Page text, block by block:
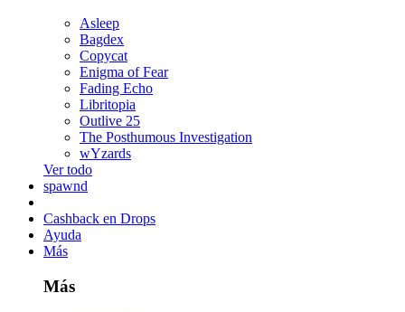
Asleep
Bagdex
Copycat
Enigma of Fear
Fading Echo
Libritopia
Outlive 25
The Posthumous Investigation
wYzards
Ver todo
spawnd
Cashback en Drops
Ayuda
Más
Más